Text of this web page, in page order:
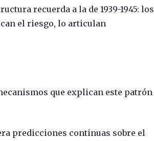
recuerda a la de 1939-1945: los
el riesgo, lo articulan
que explican este patrón
predicciones continuas sobre el